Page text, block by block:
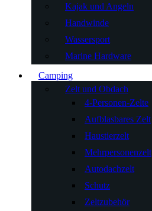
Kajak und Angeln
Handwinde
Wassersport
Marine Hardware
Camping
Zelt und Obdach
4-Personen-Zelte
Aufblasbares Zelt
Haustierzelt
Mehrpersonenzelt
Autodachzelt
Schutz
Zeltzubehör